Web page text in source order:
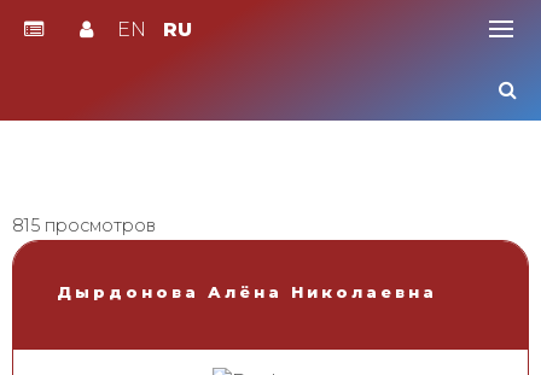
EN RU
815 просмотров
Дырдонова Алёна Николаевна